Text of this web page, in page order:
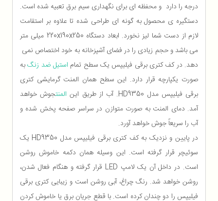
درجه را دارد و محفظه ای برای نگهداری سیم برق تعبیه شده است.
دستگیره ی محصول به گونه ای طراحی شده تا علاوه بر استقامت
لازم از دست شما لیز نخورد. ابعاد دستگاه 220x190x250 میلی متر
می باشد و حجم زیادی را در فضای آشپزخانه به خود اختصاص نمی
دهد. در کف کتری برقی فیلیپس یک سطح تمام استیل ضد زنگبه
صورت یکپارچه قرار دارد. این سطح همان المنت گرمایشی کتری
برقی فیلیپس مدل HD9350. آب از طریق این
المنتجوش خواهد
آمد. دمای المنت به صورت متوازن در سراسر صفحه پخش شده و
آب را سریعاً جوش خواهد آورد.
در پایین و نزدیک به کف کتری برقی فیلیپس مدل HD9350 یک
سوئیچر قرار گرفته است. این وسیله همان دکمه خاموش روشن
است. در داخل آن یک لامپ LED قرار گرفته و هنگام فعال شدن،
روشن خواهد شد. رنگ چراغ، آبی روشن است و زیبایی کتری برقی
فیلیپس را دو چندان کرده است. با قطع جریان برق یا خاموش کردن